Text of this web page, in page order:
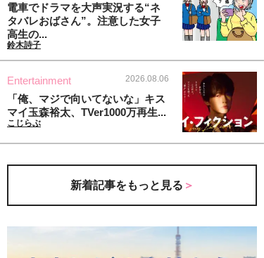
電車でドラマを大声実況する“ネ
タバレおばさん”。注意した女子
高生の...
鈴木詩子
Entertainment 2026.08.06
「俺、マジで向いてないな」キス
マイ玉森裕太、TVer1000万再生...
こじらぶ
新着記事をもっと見る